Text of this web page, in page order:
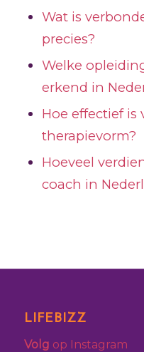
Wat is
precies?
Welke
erkend in
Hoe effectief is
therapievorm?
Hoeveel
coach in
LIFEBIZZ
Volg op Instagram